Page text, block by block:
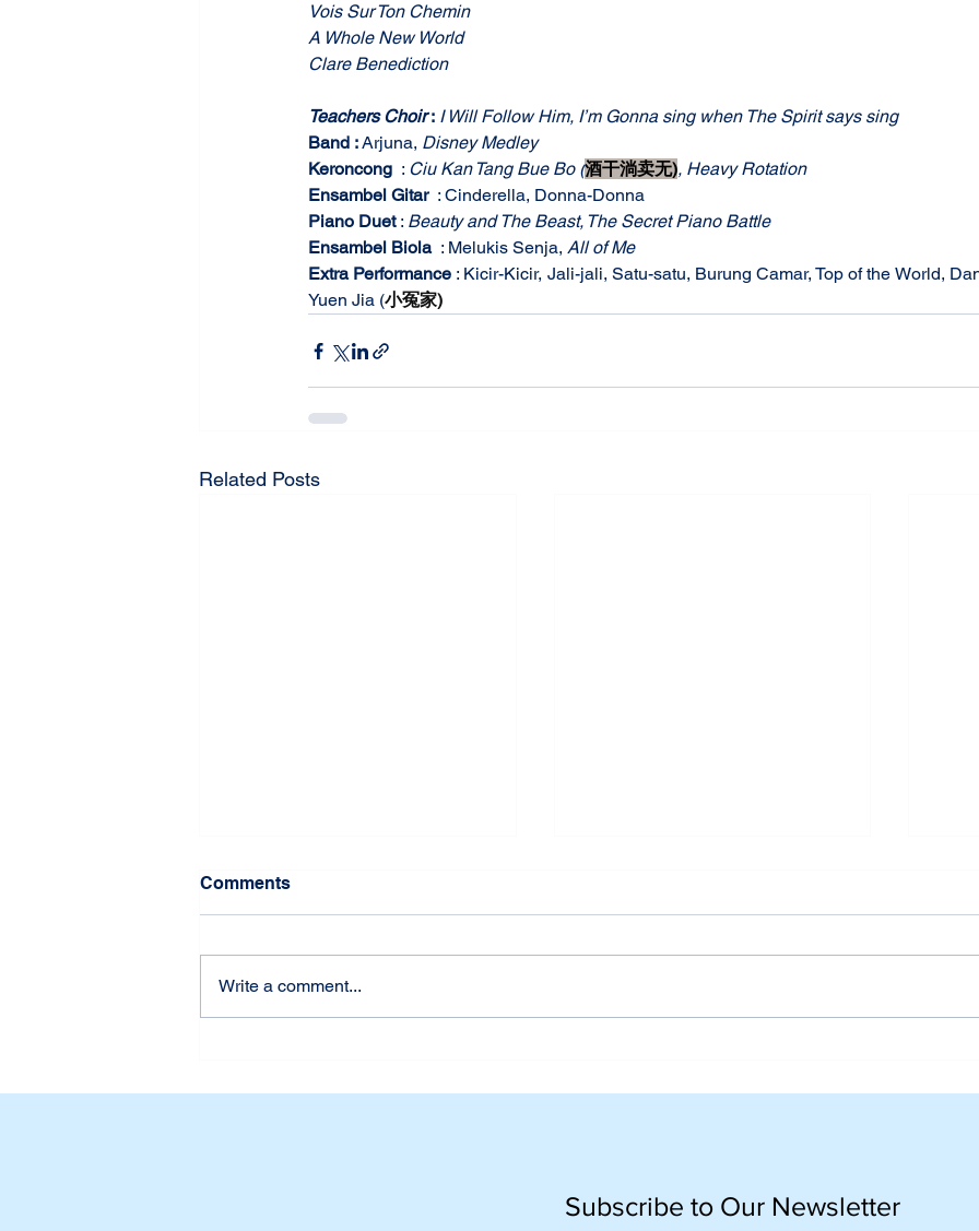
Vois Sur Ton Chemin
A Whole New World
Clare Benediction
Teachers Choir : I Will Follow Him, I’m Gonna sing when The Spirit says sing
Band : Arjuna, Disney Medley
Keroncong : Ciu Kan Tang Bue Bo (酒干淌卖无), Heavy Rotation
Ensambel Gitar : Cinderella, Donna-Donna
Piano Duet : Beauty and The Beast, The Secret Piano Battle
Ensambel Biola : Melukis Senja, All of Me
Extra Performance : Kicir-Kicir, Jali-jali, Satu-satu, Burung Camar, Top of the World,
Yuen Jia (小冤家)
Related Posts
Harapan Daan Mogot
Berkesan bersama CISV
Comments
Write a comment...
Subscribe to Our Newsletter